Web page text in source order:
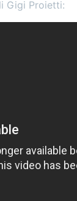
Gigi Proietti: